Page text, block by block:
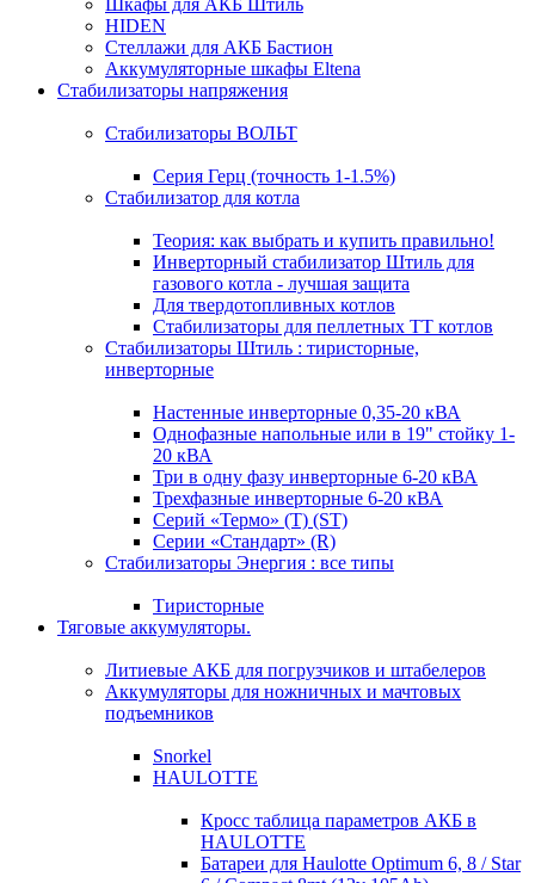
Шкафы для АКБ Штиль
HIDEN
Стеллажи для АКБ Бастион
Аккумуляторные шкафы Eltena
Стабилизаторы напряжения
Стабилизаторы ВОЛЬТ
Серия Герц (точность 1-1.5%)
Стабилизатор для котла
Теория: как выбрать и купить правильно!
Инверторный стабилизатор Штиль для
газового котла - лучшая защита
Для твердотопливных котлов
Стабилизаторы для пеллетных ТТ котлов
Стабилизаторы Штиль : тиристорные,
инверторные
Настенные инверторные 0,35-20 кВА
Однофазные напольные или в 19" стойку 1-
20 кВА
Три в одну фазу инверторные 6-20 кВА
Трехфазные инверторные 6-20 кВА
Серий «Термо» (T) (ST)
Серии «Стандарт» (R)
Стабилизаторы Энергия : все типы
Тиристорные
Тяговые аккумуляторы.
Литиевые АКБ для погрузчиков и штабелеров
Аккумуляторы для ножничных и мачтовых
подъемников
Snorkel
HAULOTTE
Кросc таблица параметров АКБ в
HAULOTTE
Батареи для Haulotte Optimum 6, 8 / Star